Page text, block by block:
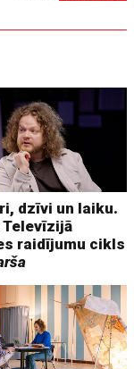
dzīvi un laiku.
raidījumu cikls